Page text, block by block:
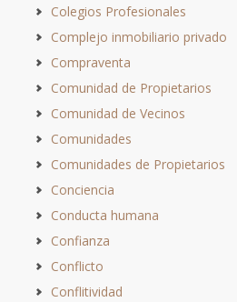
Colegios Profesionales
Complejo inmobiliario privado
Compraventa
Comunidad de Propietarios
Comunidad de Vecinos
Comunidades
Comunidades de Propietarios
Conciencia
Conducta humana
Confianza
Conflicto
Conflitividad